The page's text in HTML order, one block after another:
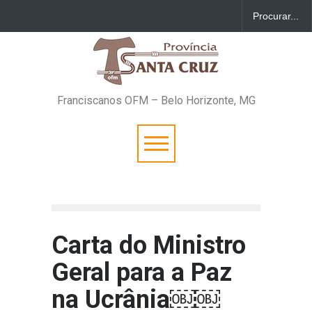
Franciscanos OFM – Belo Horizonte, MG
Carta do Ministro
Geral para a Paz
na Ucrânia￼￼